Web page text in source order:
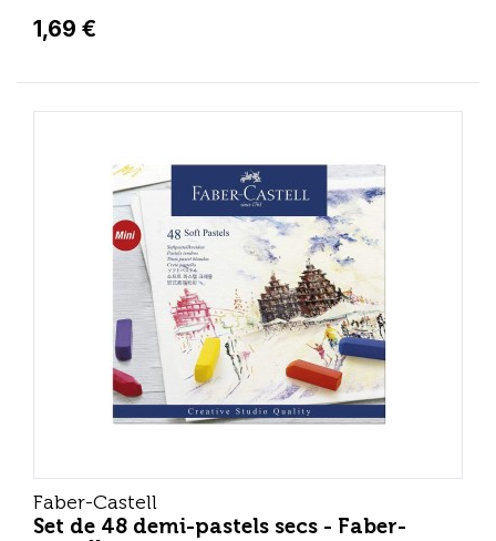
1,69 €
Faber-Castell
Set de 48 demi-pastels secs - Faber-